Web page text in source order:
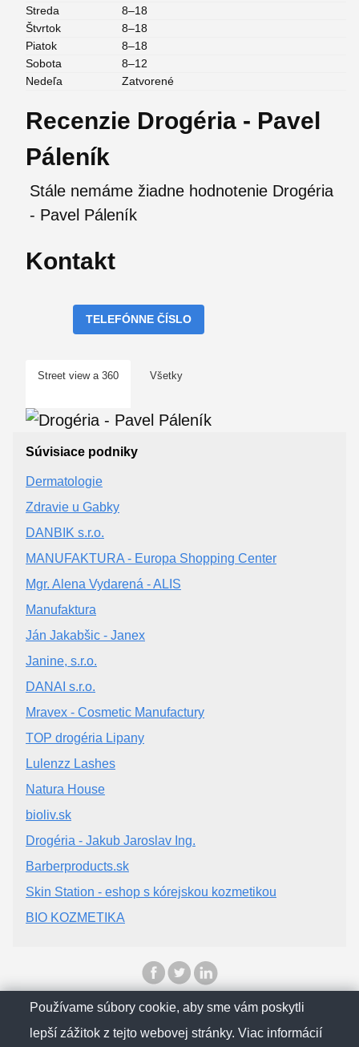
Streda
8–18
Štvrtok
8–18
Piatok
8–18
Sobota
8–12
Nedeľa
Zatvorené
Recenzie Drogéria - Pavel
Páleník
Stále nemáme žiadne hodnotenie Drogéria
- Pavel Páleník
Kontakt
TELEFÓNNE ČÍSLO
Street view a 360 Všetky
Súvisiace podniky
Dermatologie
Zdravie u Gabky
DANBIK s.r.o.
MANUFAKTURA - Europa Shopping Center
Mgr. Alena Vydarená - ALIS
Manufaktura
Ján Jakabšic - Janex
Janine, s.r.o.
DANAI s.r.o.
Mravex - Cosmetic Manufactury
TOP drogéria Lipany
Lulenzz Lashes
Natura House
bioliv.sk
Drogéria - Jakub Jaroslav Ing.
Barberproducts.sk
Skin Station - eshop s kórejskou kozmetikou
BIO KOZMETIKA
© SlovenskObcan 2025
Používame súbory cookie, aby sme vám poskytli
lepší zážitok z tejto webovej stránky. Viac informácií